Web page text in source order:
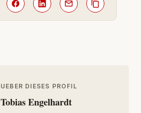
UEBER DIESES PROFIL
Tobias Engelhardt